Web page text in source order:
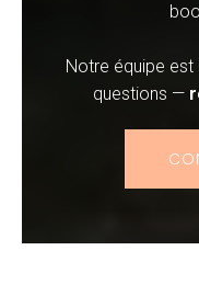
Notre équipe
questions —